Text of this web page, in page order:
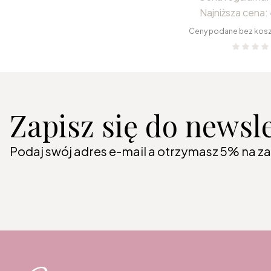
Najniższa cena:
Ceny podane bez
Zapisz się do
Podaj swój adres e-mail a otrzymasz 5% na